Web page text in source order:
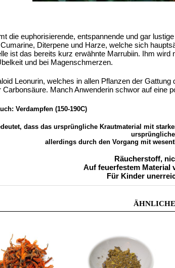
die euphorisierende, entspannende und gar
Diterpene und Harze, welche sich
ist das bereits kurz erwähnte Marrubiin. Ihm
und bei Magenschmerzen.
Leonurin, welches in allen Pflanzen der
Manch Anwenderin schwor auf eine
Verdampfen (150-190C)
dass das ursprüngliche Krautmaterial mit
allerdings durch den Vorgang mit
Räucherstoff,
Auf feuerfestem Material
Für Kinder